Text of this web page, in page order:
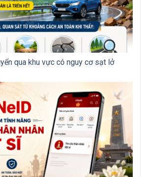
qua khu vực có nguy cơ sạt lở